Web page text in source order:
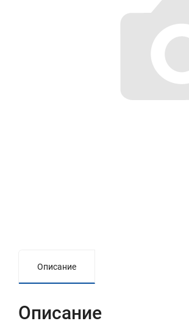
Описание
Описание